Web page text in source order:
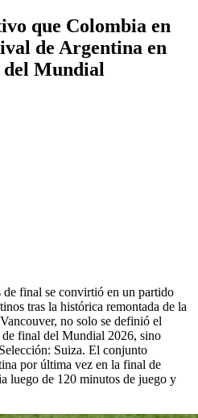
que Colombia en
de Argentina en
del Mundial
final se convirtió en un partido
tras la histórica remontada de la
no solo se definió el
final del Mundial 2026, sino
Suiza. El conjunto
por última vez en la final de
luego de 120 minutos de juego y